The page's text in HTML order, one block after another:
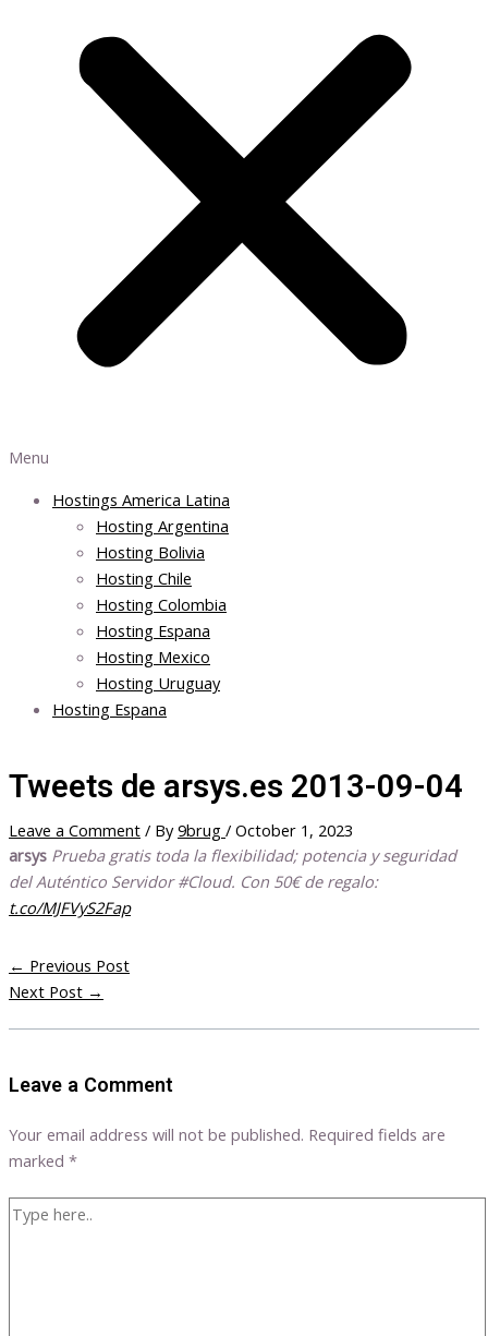
Menu
Hostings America Latina
Hosting Argentina
Hosting Bolivia
Hosting Chile
Hosting Colombia
Hosting Espana
Hosting Mexico
Hosting Uruguay
Hosting Espana
Tweets de arsys.es 2013-09-04
Leave a Comment / By9brug / October 1, 2023
arsys Prueba gratis toda la flexibilidad; potencia y seguridad
del Auténtico Servidor #Cloud. Con 50€ de regalo:
t.co/MJFVyS2Fap
← Previous Post
Next Post →
Leave a Comment
Your email address will not be published. Required fields are
marked *
Type